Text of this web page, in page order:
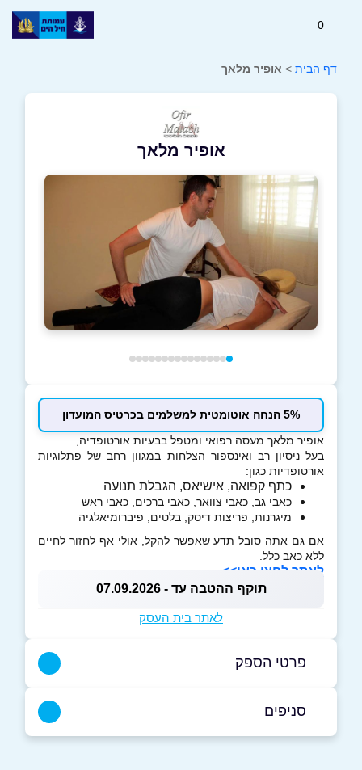
0
דף הבית > אופיר מלאך
אופיר מלאך
5% הנחה אוטומטית למשלמים בכרטיס המועדון
אופיר מלאך מעסה רפואי ומטפל בבעיות אורטופדיה,
בעל ניסיון רב ואינספור הצלחות במגוון רחב של פתלוגיות
אורטופדיות כגון:
כתף קפואה, אישיאס, הגבלת תנועה
כאבי גב, כאבי צוואר, כאבי ברכים, כאבי ראש
מיגרנות, פריצות דיסק, בלטים, פיברומיאלגיה
אם גם אתה סובל תדע שאפשר להקל, אולי אף לחזור לחיים
ללא כאב כלל.
לאתר לחצו כאן>>
תוקף ההטבה עד - 07.09.2026
לאתר בית העסק
פרטי הספק
באתר
סניפים